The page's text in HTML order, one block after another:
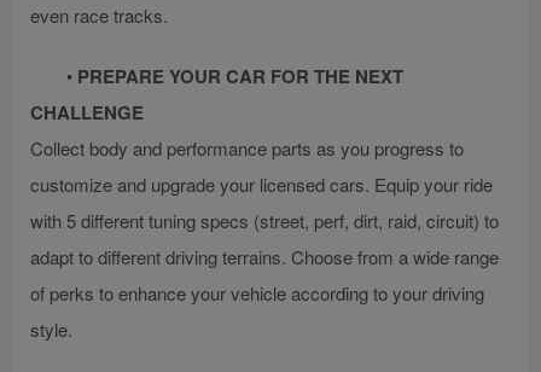
even race tracks.
• PREPARE YOUR CAR FOR THE NEXT
CHALLENGE
Collect body and performance parts as you progress to
customize and upgrade your licensed cars. Equip your ride
with 5 different tuning specs (street, perf, dirt, raid, circuit) to
adapt to different driving terrains. Choose from a wide range
of perks to enhance your vehicle according to your driving
style.